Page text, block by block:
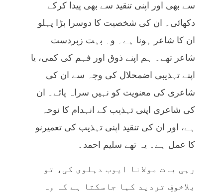
سے بھی اور اپنی تنقید سے بھی پیدا کرکے
دکھائی۔ ان کی شخصیت کا دوسرا بڑا پہلو
ان کا شاعر ہونا ہے۔ وہ بہت زبردست
شاعر تھے۔ ہم اپنے ذوق اور فہم کی کمی، یا
اپنے تہذیبی اضمحلال کی وجہ سے ان کی
شاعری کی معنویت کو نہیں سراہ پائے۔ ان
کی شاعری اپنی تہذیب کے انہدام کا نوحہ
ہے، اور ان کی تنقید اپنی تہذیب کی تعمیرنو
کا عمل ہے۔ یہ تھے سلیم احمد۔
رہی بات مولانا ایوب دہلوی کی، تو
بلاخوفِ تردید کہا جاسکتا ہے کہ وہ